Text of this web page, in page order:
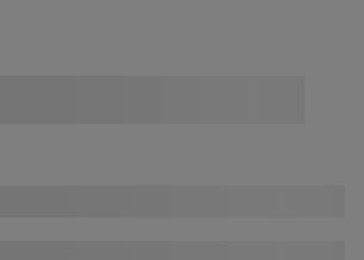
de pesquisa